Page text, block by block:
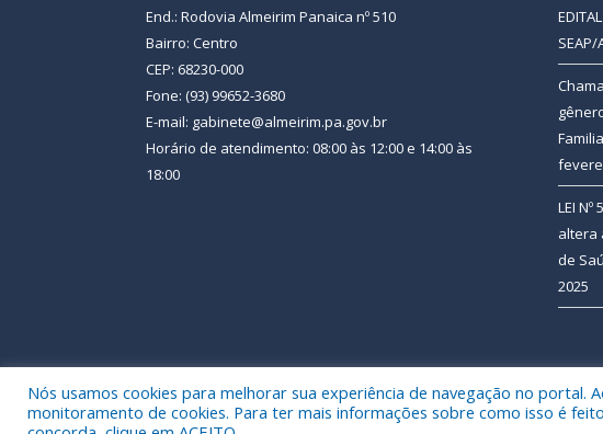
End.: Rodovia Almeirim Panaica nº 510
Bairro: Centro
CEP: 68230-000
Fone: (93) 99652-3680
E-mail: gabinete@almeirim.pa.gov.br
Horário de atendimento: 08:00 às 12:00 e 14:00 às
18:00
SEAP/
LEI Nº
altera
de
2025
Todos os direitos reservados a Prefeitura Municipal de Almeirim.
Nós usamos cookies para melhorar sua experiência de navegação no
monitoramento de cookies. Para ter mais informações sobre como isso é